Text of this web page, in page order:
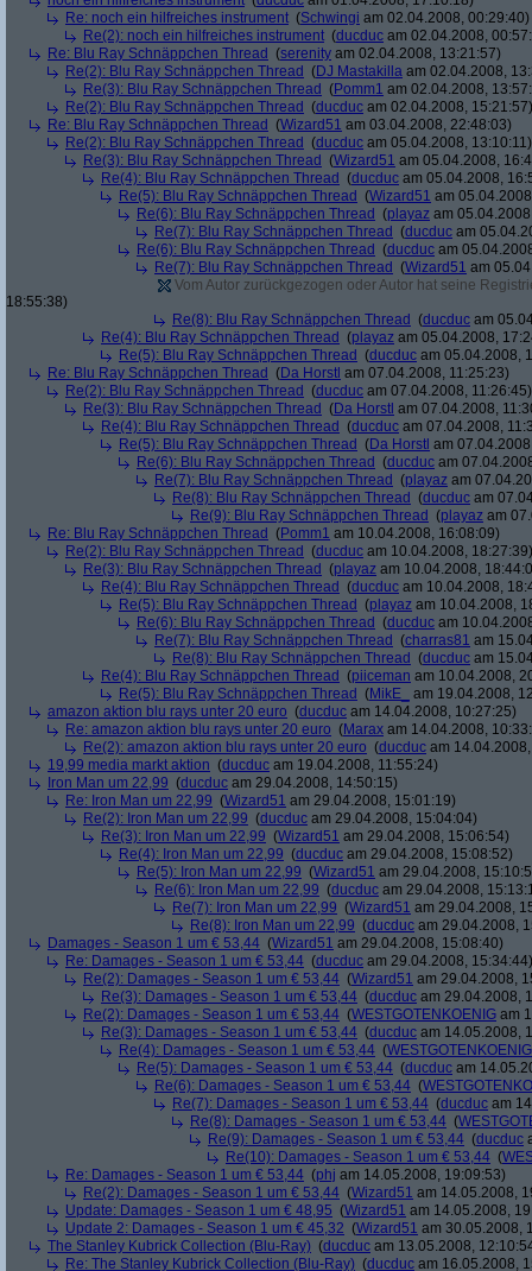
Re: noch ein hilfreiches instrument (Schwingi am 02.04.2008, 00:29:40)
Re(2): noch ein hilfreiches instrument (ducduc am 02.04.2008,
Re: Blu Ray Schnäppchen Thread (serenity am 02.04.2008, 13:21:57)
Re(2): Blu Ray Schnäppchen Thread (DJ Mastakilla am 02.04.2008,
Re(3): Blu Ray Schnäppchen Thread (Pomm1 am 02.04.2008,
Re(2): Blu Ray Schnäppchen Thread (ducduc am 02.04.2008, 15:21:57)
Re: Blu Ray Schnäppchen Thread (Wizard51 am 03.04.2008, 22:48:03)
Re(2): Blu Ray Schnäppchen Thread (ducduc am 05.04.2008, 13:10:11)
Re(3): Blu Ray Schnäppchen Thread (Wizard51 am 05.04.2008,
Re(4): Blu Ray Schnäppchen Thread (ducduc am 05.04.2008,
Re(5): Blu Ray Schnäppchen Thread (Wizard51 am
Re(6): Blu Ray Schnäppchen Thread (playaz am
Re(7): Blu Ray Schnäppchen Thread (ducduc am
Re(6): Blu Ray Schnäppchen Thread (ducduc am
Re(7): Blu Ray Schnäppchen Thread (Wizard51 am
Vom Autor zurückgezogen oder Autor hat seine
18:55:38)
Re(8): Blu Ray Schnäppchen Thread (ducduc am
Re(4): Blu Ray Schnäppchen Thread (playaz am 05.04.2008,
Re(5): Blu Ray Schnäppchen Thread (ducduc am 05.04.2008,
Re: Blu Ray Schnäppchen Thread (Da Horstl am 07.04.2008, 11:25:23)
Re(2): Blu Ray Schnäppchen Thread (ducduc am 07.04.2008, 11:26:45)
Re(3): Blu Ray Schnäppchen Thread (Da Horstl am 07.04.2008,
Re(4): Blu Ray Schnäppchen Thread (ducduc am 07.04.2008,
Re(5): Blu Ray Schnäppchen Thread (Da Horstl am
Re(6): Blu Ray Schnäppchen Thread (ducduc am
Re(7): Blu Ray Schnäppchen Thread (playaz am
Re(8): Blu Ray Schnäppchen Thread (ducduc am
Re(9): Blu Ray Schnäppchen Thread (playaz am
Re: Blu Ray Schnäppchen Thread (Pomm1 am 10.04.2008, 16:08:09)
Re(2): Blu Ray Schnäppchen Thread (ducduc am 10.04.2008, 18:27:39)
Re(3): Blu Ray Schnäppchen Thread (playaz am 10.04.2008,
Re(4): Blu Ray Schnäppchen Thread (ducduc am 10.04.2008,
Re(5): Blu Ray Schnäppchen Thread (playaz am 10.04.2008,
Re(6): Blu Ray Schnäppchen Thread (ducduc am
Re(7): Blu Ray Schnäppchen Thread (charras81 am
Re(8): Blu Ray Schnäppchen Thread (ducduc am
Re(4): Blu Ray Schnäppchen Thread (piiceman am 10.04.2008,
Re(5): Blu Ray Schnäppchen Thread (MikE_
am 19.04.2008,
amazon aktion blu rays unter 20 euro (ducduc am 14.04.2008, 10:27:25)
Re: amazon aktion blu rays unter 20 euro (Marax am 14.04.2008,
Re(2): amazon aktion blu rays unter 20 euro (ducduc am
19,99 media markt aktion (ducduc am 19.04.2008, 11:55:24)
Iron Man um 22,99 (ducduc am 29.04.2008, 14:50:15)
Re: Iron Man um 22,99 (Wizard51 am 29.04.2008, 15:01:19)
Re(2): Iron Man um 22,99 (ducduc am 29.04.2008, 15:04:04)
Re(3): Iron Man um 22,99 (Wizard51 am 29.04.2008, 15:06:54)
Re(4): Iron Man um 22,99 (ducduc am 29.04.2008, 15:08:52)
Re(5): Iron Man um 22,99 (Wizard51 am 29.04.2008,
Re(6): Iron Man um 22,99 (ducduc am 29.04.2008,
Re(7): Iron Man um 22,99 (Wizard51 am 29.04.2008,
Re(8): Iron Man um 22,99 (ducduc am 29.04.2008,
Damages - Season 1 um € 53,44 (Wizard51 am 29.04.2008, 15:08:40)
Re: Damages - Season 1 um € 53,44 (ducduc am 29.04.2008, 15:34:44)
Re(2): Damages - Season 1 um € 53,44 (Wizard51 am 29.04.2008,
Re(3): Damages - Season 1 um € 53,44 (ducduc am 29.04.2008,
Re(2): Damages - Season 1 um € 53,44 (WESTGOTENKOENIG am
Re(3): Damages - Season 1 um € 53,44 (ducduc am 14.05.2008,
Re(4): Damages - Season 1 um € 53,44 (WESTGOTENKOENIG
Re(5): Damages - Season 1 um € 53,44 (ducduc am
Re(6): Damages - Season 1 um € 53,44 (
Re(7): Damages - Season 1 um € 53,44 (ducduc am
Re(8): Damages - Season 1 um € 53,44 (
Re(9): Damages - Season 1 um € 53,44 (ducduc
Re(10): Damages - Season 1 um € 53,44 (
Re: Damages - Season 1 um € 53,44 (phj am 14.05.2008, 19:09:53)
Re(2): Damages - Season 1 um € 53,44 (Wizard51 am 14.05.2008,
Update: Damages - Season 1 um € 48,95 (Wizard51 am 14.05.2008,
Update 2: Damages - Season 1 um € 45,32 (Wizard51 am 30.05.2008,
The Stanley Kubrick Collection (Blu-Ray) (ducduc am 13.05.2008,
Re: The Stanley Kubrick Collection (Blu-Ray) (ducduc am 16.05.2008,